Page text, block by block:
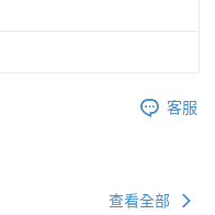
客服
查看全部